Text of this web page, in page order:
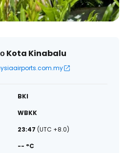
Kota Kinabalu
BKI
WBKK
23:47 (UTC +8.0)
-- °C